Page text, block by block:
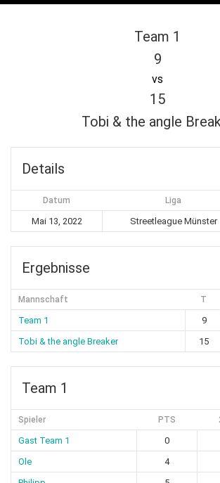
Team 1
9
vs
15
Tobi & the angle
Details
Datum Liga
Mai 13, 2022 Streetleague Münster
Ergebnisse
Mannschaft T
Team 1 9
Tobi & the angle Breaker
15
Team 1
Spieler PTS
Gast Team 1 0
Ole
4